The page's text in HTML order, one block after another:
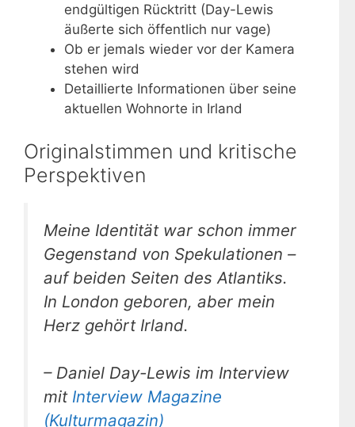
endgültigen Rücktritt (Day-Lewis
äußerte sich öffentlich nur vage)
Ob er jemals wieder vor der Kamera
stehen wird
Detaillierte Informationen über seine
aktuellen Wohnorte in Irland
Originalstimmen und kritische
Perspektiven
Meine Identität war schon immer
Gegenstand von Spekulationen –
auf beiden Seiten des Atlantiks.
In London geboren, aber mein
Herz gehört Irland.
– Daniel Day-Lewis im Interview
mit Interview Magazine
(Kulturmagazin)